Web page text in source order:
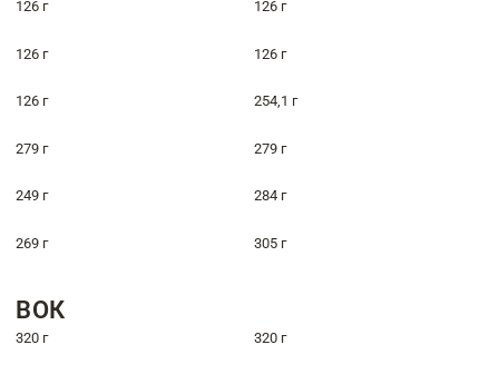
126 г 126 г
126 г 126 г
126 г 254,1 г
279 г 279 г
249 г 284 г
269 г 305 г
ВОК
320 г 320 г